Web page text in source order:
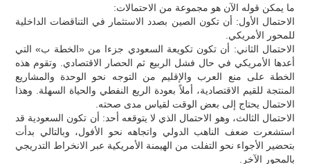
ما يمكن قوله الآن هو مجموعة من الاحتمالات:
الاحتمال الأول: أن تكون الصين بصدد الاستثمار في التناقضات الداخلية
للمحور الأمريكي.
الاحتمال الثاني: أن تكون تكويعة السعودي جزءا من «الخطة ب» التي
أعدها الأمريكي في حال فشل الربيع ثم الحصار الاقتصادي. وتقوم هذه
الخطة على منع العرب والإقليم من التوجه نحو الوحدة والمشاريع
المنتجة للقيم الاقتصادية، أملاً بعودة الريع النفطي والحياة السهلة. وهذا
الاحتمال يحتاج إلى بعض الوقت لقياس مدى صحته.
الاحتمال الثالث، وهو الاحتمال الذي لا يتوقعه أحد: أن تكون السعودية قد
استشعرت ضعف الناهب الدولي واتجاهه نحو الأفول، وبالتالي بدأت
بتحضير الأجواء نحو التفلت من الهيمنة الأمريكية عبر الانخراط التدريجي
بالمحور الآخر.